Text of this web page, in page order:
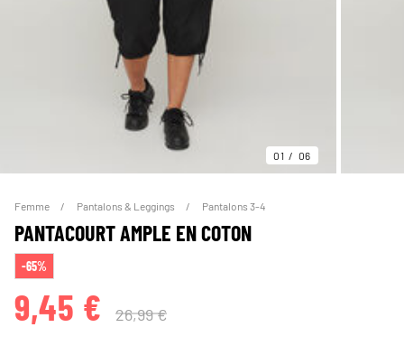
01 06
Femme Pantalons & Leggings Pantalons 3-4
PANTACOURT AMPLE EN COTON
-65%
9,45 € 26,99 €